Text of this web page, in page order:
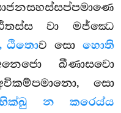
වා මජ්ඣෙ
ඨිතොව සො හොති
ඛීණාසවො
සො
භික්ඛු න කරෙය්ය